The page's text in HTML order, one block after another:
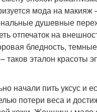
мода на макияж
душевные
отпечаток на
бледность,
таков эталон красоты
начали пить уксус и
потери веса и